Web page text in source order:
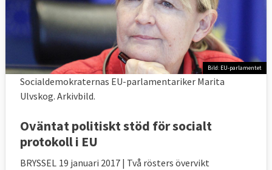
Bild: EU-parlamentet
Socialdemokraternas EU-parlamentariker Marita
Ulvskog. Arkivbild.
Oväntat politiskt stöd för socialt
protokoll i EU
BRYSSEL 19 januari 2017 | Två rösters övervikt